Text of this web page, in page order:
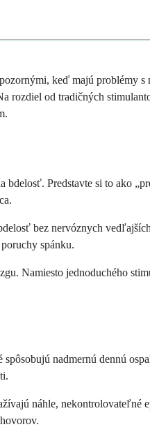
keď majú problémy
rozdiel od tradičných
Predstavte si to ako
bez nervóznych
spánku.
Namiesto jednoduchého
nadmernú dennú
náhle, nekontrolovateľné